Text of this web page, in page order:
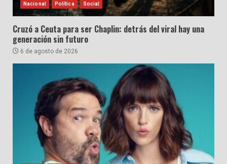
Nacional Política Social
Cruzó a Ceuta para ser Chaplin: detrás del viral hay una
generación sin futuro
6 de agosto de 2026